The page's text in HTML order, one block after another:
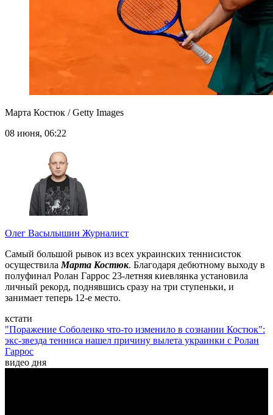
Марта Костюк / Getty Images
08 июня, 06:22
Олег Васылышин Журналист
Самый большой рывок из всех украинских теннисисток
осуществилаМарта Костюк. Благодаря дебютному выходу в
полуфинал Ролан Гаррос 23-летняя киевлянка установила
личный рекорд, поднявшись сразу на три ступеньки, и
занимает теперь 12-е место.
кстати
"Поражение Соболенко что-то изменило в сознании Костюк":
экс-звезда тенниса нашел причину вылета украинки с Ролан
Гаррос
видео дня